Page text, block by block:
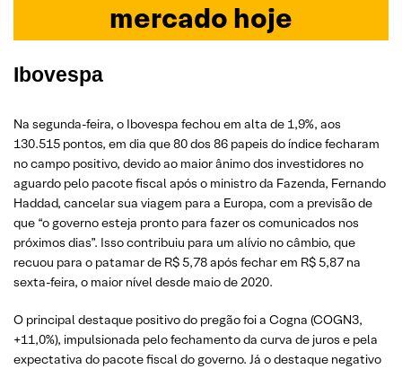
mercado hoje
Ibovespa
Na segunda-feira, o Ibovespa fechou em alta de 1,9%, aos
130.515 pontos, em dia que 80 dos 86 papeis do índice fecharam
no campo positivo, devido ao maior ânimo dos investidores no
aguardo pelo pacote fiscal após o ministro da Fazenda, Fernando
Haddad, cancelar sua viagem para a Europa, com a previsão de
que “o governo esteja pronto para fazer os comunicados nos
próximos dias”. Isso contribuiu para um alívio no câmbio, que
recuou para o patamar de R$ 5,78 após fechar em R$ 5,87 na
sexta-feira, o maior nível desde maio de 2020.
O principal destaque positivo do pregão foi a Cogna (COGN3,
+11,0%), impulsionada pelo fechamento da curva de juros e pela
expectativa do pacote fiscal do governo. Já o destaque negativo